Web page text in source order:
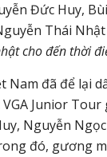
Đức Huy,
Thái
cho đến thời
Nam đã để lại
Junior
Nguyễn
đó, gương